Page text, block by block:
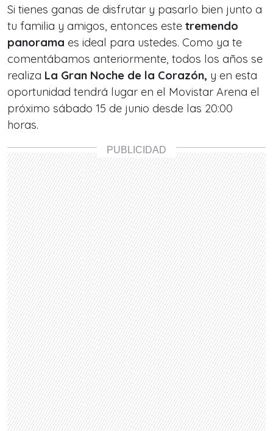
Si tienes ganas de disfrutar y pasarlo bien junto a
tu familia y amigos, entonces este tremendo
panorama es ideal para ustedes. Como ya te
comentábamos anteriormente, todos los años se
realiza La Gran Noche de la Corazón, y en esta
oportunidad tendrá lugar en el Movistar Arena el
próximo sábado 15 de junio desde las 20:00
horas.